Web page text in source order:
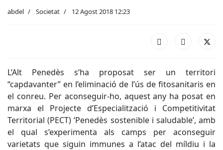
abdel Societat 12 Agost 2018 12:23
L’Alt Penedès s’ha proposat ser un territori
“capdavanter” en l’eliminació de l’ús de fitosanitaris en
el conreu. Per aconseguir-ho, aquest any ha posat en
marxa el Projecte d’Especialització i Competitivitat
Territorial (PECT) ‘Penedès sostenible i saludable’, amb
el qual s’experimenta als camps per aconseguir
varietats que siguin immunes a l’atac del míldiu i la